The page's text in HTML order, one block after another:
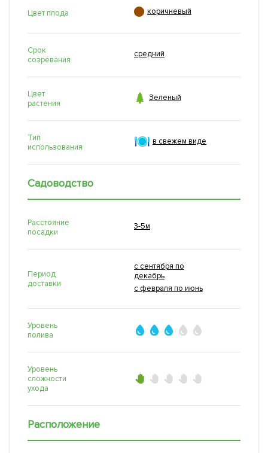
Цвет плода  коричневый
Срок
созревания
средний
Цвет
растения
 Зеленый
Тип
использования
в свежем виде
Садоводство
Расстояние
посадки
3-5м
Период
доставки
с сентября по
декабрь
с февраля по июнь
Уровень
полива
Уровень
сложности
ухода
Расположение